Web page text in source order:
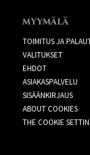
MYYMÄLÄ
TOIMITUS JA
VALITUKSET
EHDOT
ASIAKASPALVELU
SISÄÄNKIRJAUS
ABOUT COOKIES
THE COOKIE